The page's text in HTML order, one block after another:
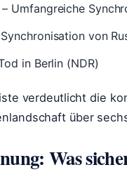
Umfangreiche
von
in Berlin (NDR)
verdeutlicht die
über
Was